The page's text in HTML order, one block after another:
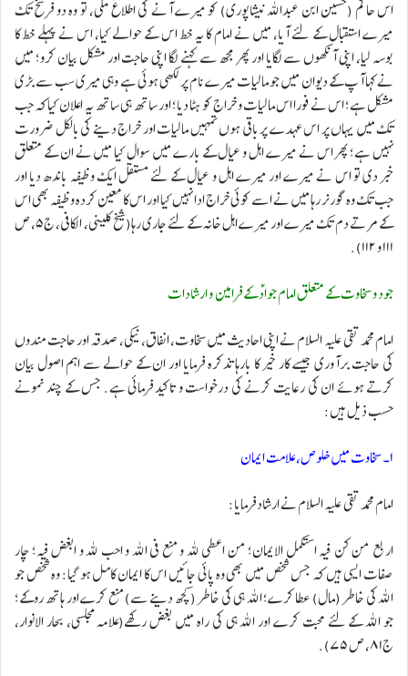
اس حاکم (حسین ابن عبداللہ نیشاپوری) کو میرے آنے کی اطلاع ملی، تو وہ دو فرسخ تک
میرے استقبال کے لئے آیا، میں نے امام کا یہ خط اس کے حوالے کیا، اس نے پہلے خط کا
بوسہ لیا، اپنی آنکھوں سے لگایا اور پھر مجھ سے کہنے لگا اپنی حاجت اور مشکل بیان کرو؛ میں
نے کہا آپ کے دیوان میں جو مالیات میرے نام پر لکھی ہوئی ہے وہی میری سب سے بڑی
مشکل ہے؛ اس نے فورا اس مالیات و خراج کو ہٹا دیا؛ اور ساتھ ہی ساتھ یہ اعلان کیا کہ جب
تک میں یہاں پر اس عہدے پر باقی ہوں تمہیں مالیات اور خراج دینے کی بالکل ضرورت
نہیں ہے؛ پھر اس نے میرے اہل و عیال کے بارے میں سوال کیا میں نے ان کے متعلق
خبر دی تو اس نے میرے اور میرے اہل و عیال کے لئے مستقل ایک وظیفہ باندھ دیا اور
جب تک وہ گورنر رہا میں نے اسے کوئی خراج ادا نہیں کیا اور اس کا معین کردہ وظیفہ بھی اس
کے مرتے دم تک میرے اور میرے اہل خانہ کے لئے جاری رہا(شیخ کلینی، الکافی، ج۵، ص
۱۱۱ و ۱۱۲).
جود و سخاوت کے متعلق امام جوادؑ کے فرامین و ارشادات
امام محمد تقی علیہ السلام نے اپنی احادیث میں سخاوت، انفاق، نیکی، صدقہ اور حاجت مندوں
کی حاجت برآوری جیسے کار خیر کا بارہا تذکرہ فرمایا اور ان کے حوالے سے اہم اصول بیان
کرتے ہوئے ان کی رعایت کرنے کی درخواست و تاکید فرمائی ہے. جس کے چند نمونے
حسب ذیل ہیں:
۱۔ سخاوت میں خلوص، علامت ایمان
امام محمد تقی علیہ السلام نے ارشاد فرمایا:
اربع من کن فیه استکمل الایمان؛ من اعطی لله و منع فی الله و احب لله و ابغض فیه؛ چار
صفات ایسی ہیں کہ جس شخص میں بھی وہ پائی جائیں اس کا ایمان کامل ہو گیا: وہ شخص جو
اللہ کی خاطر (مال) عطا کرے؛ اللہ ہی کی خاطر (کچھ دینے سے) منع کرے اور ہاتھ روکے؛
جو اللہ کے لئے محبت کرے اور اللہ ہی کی راہ میں بغض رکھے(علامہ مجلسی، بحار الانوار،
ج۸۱، ص ۷۵).